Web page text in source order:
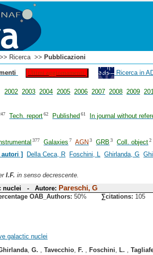
>> Ricerca >> Pubblicazioni
Ultimi aggiornamenti Ricerca in
2002 2003 2004 2005 2006 2007 2008 2009
Tech. report 62 Published 61 In journal without
377 Galaxies 7 AGN 3 GRB 3 Coll. object 2
] Della Ceca, R Foschini, L Ghirlanda, G
I.F. in senso decrescente.
nuclei - Autore: Pareschi, G
OAB_Authors: 50% ∑citations: 105
galactic nuclei
,G. ,Tavecchio F. Foschini L. ,